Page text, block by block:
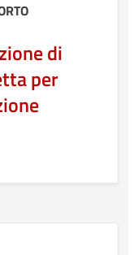
di
per
DI